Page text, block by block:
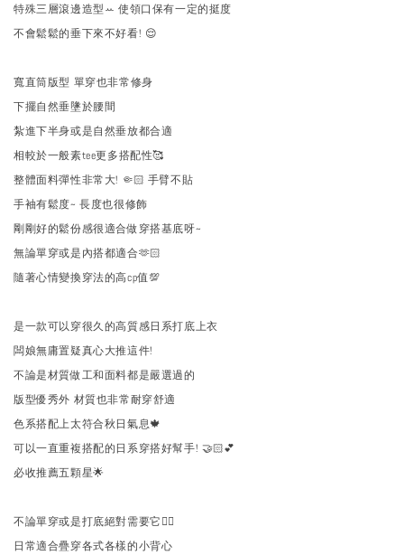
特殊三層滾邊造型ꕀ 使領口保有一定的挺度
不會鬆鬆的垂下來不好看! 😌
寬直筒版型 單穿也非常修身
下擺自然垂墬於腰間
紮進下半身或是自然垂放都合適
相較於一般素tee更多搭配性🥰
整體面料彈性非常大! 🤏🏻 手臂不貼
手袖有鬆度~ 長度也很修飾
剛剛好的鬆份感很適合做穿搭基底呀~
無論單穿或是內搭都適合🫶🏻
隨著心情變換穿法的高cp值💯
是一款可以穿很久的高質感日系打底上衣
闆娘無庸置疑真心大推這件!
不論是材質做工和面料都是嚴選過的
版型優秀外 材質也非常耐穿舒適
色系搭配上太符合秋日氣息🍁
可以一直重複搭配的日系穿搭好幫手! 🤝🏻💕
必收推薦五顆星🌟
不論單穿或是打底絕對需要它🙂‍↕️
日常適合疊穿各式各樣的小背心